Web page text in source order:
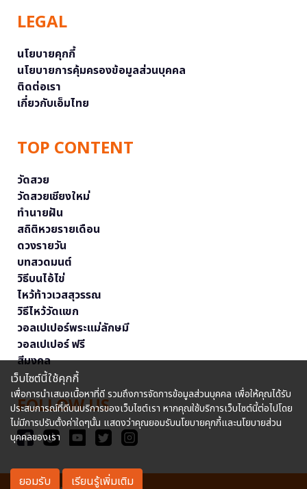
LEGAL
นโยบายคุกกี้
นโยบายการคุ้มครองข้อมูลส่วนบุคคล
ติดต่อเรา
เกี่ยวกับเอ็มไทย
TOP CONTENT
วัดสวย
วัดสวยเชียงใหม่
ทำนายฝัน
สถิติหวยรายเดือน
ดวงรายวัน
บทสวดมนต์
วิธีบนไอ้ไข่
ไหว้ท้าวเวสสุวรรณ
วิธีไหว้วัดแขก
วอลเปเปอร์พระแม่ลักษมี
วอลเปเปอร์ ฟรี
สีมงคล
FOLLOW US
เว็บไซต์นี้ใช้คุกกี้
เพื่อการนำเสนอเนื้อหาที่ดี รวมถึงการจัดการข้อมูลส่วนบุคคล เพื่อให้คุณได้รับ
ประสบการณ์ที่ดีบนบริการของเว็บไซต์เรา หากคุณใช้บริการเว็บไซต์นี้ต่อไปโดย
ไม่มีการปรับตั้งค่าใดๆนั้น แสดงว่าคุณยอมรับนโยบายคุกกี้และนโยบายส่วน
บุคคลของเรา
ยอมรับ เรียนรู้เพิ่มเติม